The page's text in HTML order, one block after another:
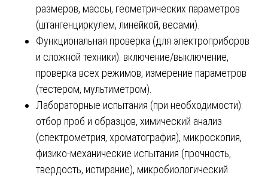
размеров, массы, геометрических параметров
(штангенциркулем, линейкой, весами).
Функциональная проверка (для электроприборов
и сложной техники): включение/выключение,
проверка всех режимов, измерение параметров
(тестером, мультиметром).
Лабораторные испытания (при необходимости):
отбор проб и образцов, химический анализ
(спектрометрия, хроматография), микроскопия,
физико-механические испытания (прочность,
твердость, истирание), микробиологический